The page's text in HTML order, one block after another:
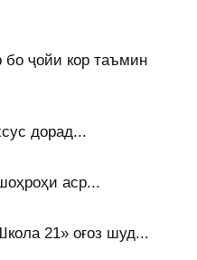
ҷойи кор таъмин
дорад...
аср...
21» оғоз шуд...